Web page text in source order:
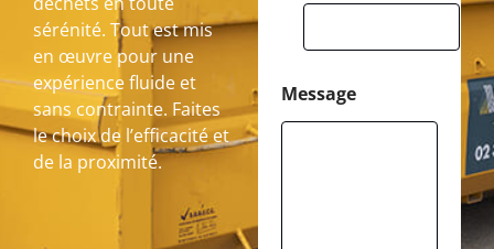
sérénité. Tout est mis
en œuvre pour une
expérience fluide et
sans contrainte. Faites
le choix de l’efficacité et
de la proximité.
Message